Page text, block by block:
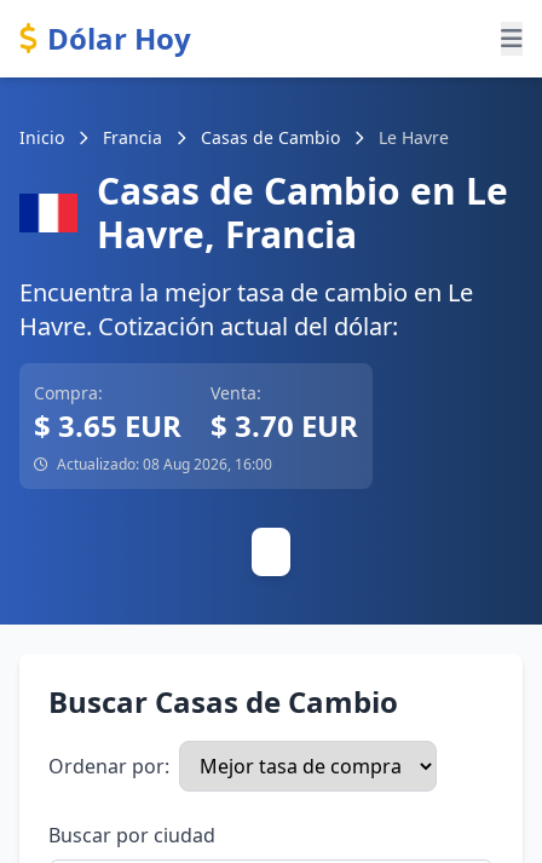
Dólar Hoy
Inicio Francia Casas de Cambio Le Havre
Casas de Cambio en Le
Havre, Francia
Encuentra la mejor tasa de cambio en Le
Havre. Cotización actual del dólar:
Compra:
$ 3.65 EUR
Venta:
$ 3.70 EUR
Actualizado: 08 Aug 2026, 16:00
Buscar Casas de Cambio
Ordenar por:
Buscar por ciudad